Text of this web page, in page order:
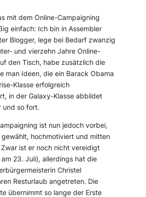
mit dem Online-Campaigning
einfach: Ich bin in Assembler
Blogger, lege bei Bedarf zwanzig
und vierzehn Jahre Online-
den Tisch, habe zusätzlich die
man Ideen, die ein Barack Obama
Klasse erfolgreich
in der Galaxy-Klasse abbildet
und so fort.
ist nun jedoch vorbei,
hochmotiviert und mitten
ist er noch nicht vereidigt
23. Juli), allerdings hat die
Christel
Resturlaub angetreten. Die
übernimmt so lange der Erste